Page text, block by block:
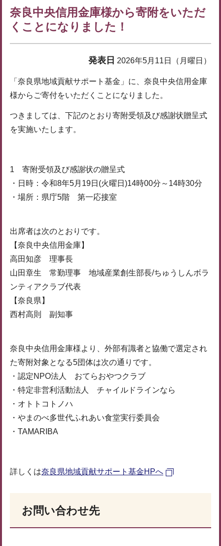
奈良中央信用金庫様から寄附をいただ
くことになりました！
発表日 2026年5月11日（月曜日）
「奈良県地域貢献サポート基金」に、奈良中央信用金庫
様からご寄付をいただくことになりました。
つきましては、下記のとおり寄附受領及び感謝状贈呈式
を実施いたします。
1 寄附受領及び感謝状の贈呈式
・日時：令和8年5月19日(火曜日)14時00分～14時30分
・場所：県庁5階 第一応接室
出席者は次のとおりです。
【奈良中央信用金庫】
高田知彦 理事長
山田章生 常勤理事 地域産業創生部長/ちゅうしんボラ
ンティアクラブ代表
【奈良県】
西村高則 副知事
奈良中央信用金庫様より、外部有識者と協働で選定され
た寄附対象となる5団体は次の通りです。
・認定NPO法人 おてらおやつクラブ
・特定非営利活動法人 チャイルドラインなら
・オトトコトノハ
・やまのべ多世代ふれあい食堂実行委員会
・TAMARIBA
詳しくは奈良県地域貢献サポート基金HPへ
お問い合わせ先